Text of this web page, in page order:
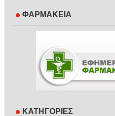
ΦΑΡΜΑΚΕΙΑ
ΚΑΤΗΓΟΡΙΕΣ